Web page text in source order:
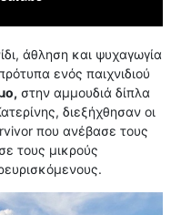
άθληση και ψυχαγωγία
ενός παιχνιδιού
στην αμμουδιά δίπλα
διεξήχθησαν οι
που ανέβασε τους
τους μικρούς